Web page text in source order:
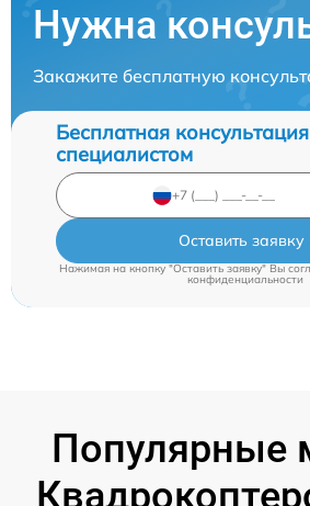
Нужна
Закажите бесплатную
Бесплатная
специалистом
Оставить заявку
Нажимая на кнопку "Оставить заявку" Вы
конфиденциальности
Популярные